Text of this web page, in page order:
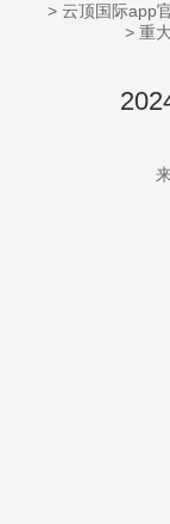
> 云顶国际app
> 重